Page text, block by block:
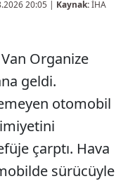
20:05 | Kaynak:İHA
Organize
geldi.
otomobil
çarptı. Hava
sürücüyle